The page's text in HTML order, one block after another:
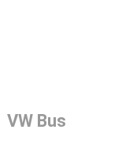
VW Bus